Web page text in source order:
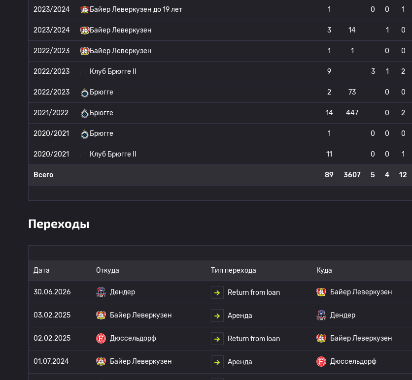
2023/2024 Байер Леверкузен до 19 лет 1 0 0 1
2023/2024 Байер Леверкузен 3 14 1 0
2022/2023 Байер Леверкузен 1 1 0 0
2022/2023 Клуб Брюгге II 9 3 1 2
2022/2023 Брюгге 2 73 0 0
2021/2022 Брюгге 14 447 0 2
2020/2021 Брюгге 1 0 0 0
2020/2021 Клуб Брюгге II 11 0 0 1
Всего 89 3607 5 4 12
Переходы
Дата Откуда Тип перехода Куда
30.06.2026 Дендер Return from loan Байер Леверкузен
03.02.2025 Байер Леверкузен Аренда Дендер
02.02.2025 Дюссельдорф Return from loan Байер Леверкузен
01.07.2024 Байер Леверкузен Аренда Дюссельдорф